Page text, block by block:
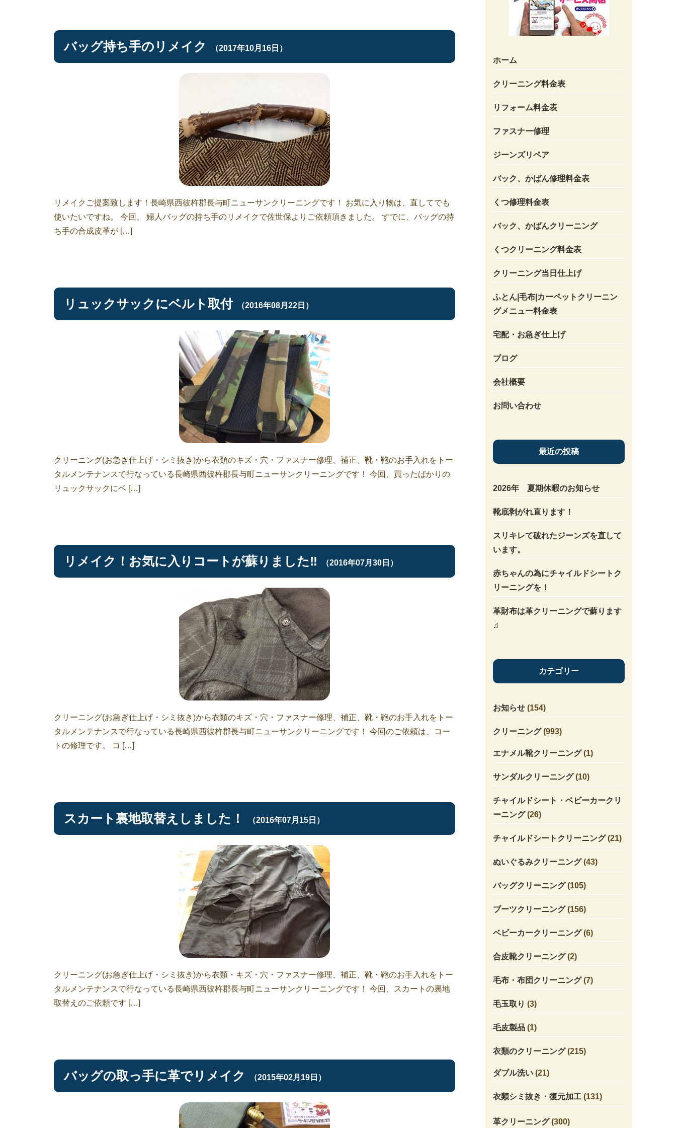
ホーム
クリーニング料金表
リフォーム料金表
ファスナー修理
ジーンズリペア
バック、かばん修理料金表
くつ修理料金表
バック、かばんクリーニング
くつクリーニング料金表
クリーニング当日仕上げ
ふとん|毛布|カーペットクリーニン
グメニュー料金表
宅配・お急ぎ仕上げ
ブログ
会社概要
お問い合わせ
最近の投稿
2026年 夏期休暇のお知らせ
靴底剥がれ直ります！
スリキレて破れたジーンズを直して
います。
赤ちゃんの為にチャイルドシートク
リーニングを！
革財布は革クリーニングで蘇ります
♫
カテゴリー
お知らせ(154)
クリーニング(993)
エナメル靴クリーニング(1)
サンダルクリーニング(10)
チャイルドシート・ベビーカークリ
ーニング(26)
チャイルドシートクリーニング(21)
ぬいぐるみクリーニング(43)
バッグクリーニング(105)
ブーツクリーニング(156)
ベビーカークリーニング(6)
合皮靴クリーニング(2)
毛布・布団クリーニング(7)
毛玉取り (3)
毛皮製品(1)
衣類のクリーニング(215)
ダブル洗い(21)
衣類シミ抜き・復元加工(131)
革クリーニング(300)
バッグ持ち手のリメイク （2017年10月16日）
リメイクご提案致します！長崎県西彼杵郡長与町ニューサンクリーニングです！ お気に入り物は、直してでも
使いたいですね。 今回、 婦人バッグの持ち手のリメイクで佐世保よりご依頼頂きました。 すでに、バッグの持
ち手の合成皮革が […]
リュックサックにベルト取付 （2016年08月22日）
クリーニング(お急ぎ仕上げ・シミ抜き)から衣類のキズ・穴・ファスナー修理、補正、靴・鞄のお手入れをトー
タルメンテナンスで行なっている長崎県西彼杵郡長与町ニューサンクリーニングです！ 今回、買ったばかりの
リュックサックにベ […]
リメイク！お気に入りコートが蘇りました‼︎ （2016年07月30日）
クリーニング(お急ぎ仕上げ・シミ抜き)から衣類のキズ・穴・ファスナー修理、補正、靴・鞄のお手入れをトー
タルメンテナンスで行なっている長崎県西彼杵郡長与町ニューサンクリーニングです！ 今回のご依頼は、コー
トの修理です。 コ […]
スカート裏地取替えしました！ （2016年07月15日）
クリーニング(お急ぎ仕上げ・シミ抜き)から衣類・キズ・穴・ファスナー修理、補正、靴・鞄のお手入れをトー
タルメンテナンスで行なっている長崎県西彼杵郡長与町ニューサンクリーニングです！ 今回、スカートの裏地
取替えのご依頼です […]
バッグの取っ手に革でリメイク （2015年02月19日）